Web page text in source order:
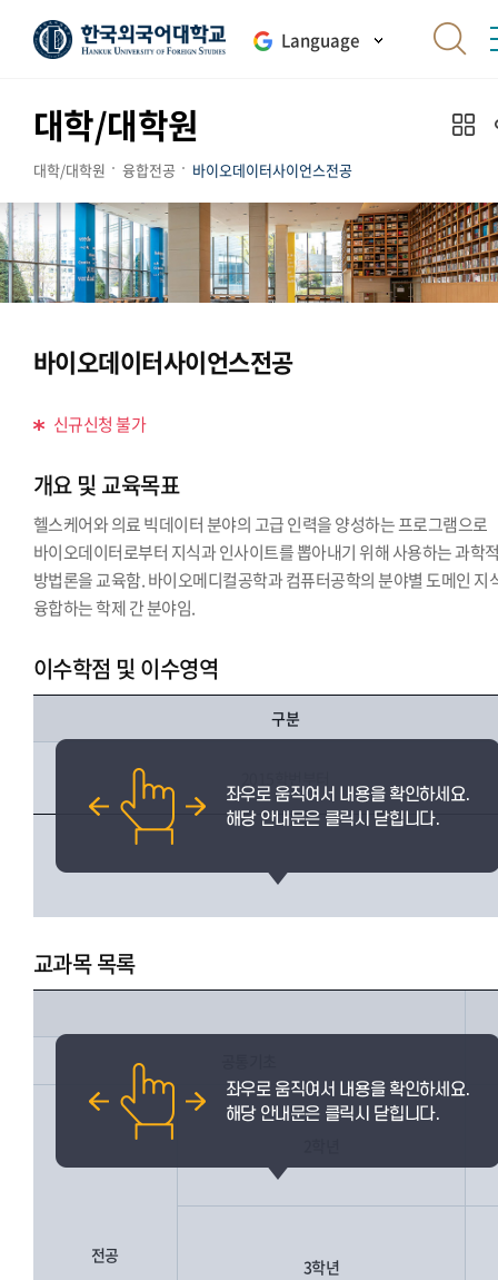
Language
대학/대학원
대학/대학원 융합전공 바이오데이터사이언스전공
바이오데이터사이언스전공
신규신청 불가
개요 및 교육목표
헬스케어와 의료 빅데이터 분야의 고급 인력을 양성하는 프로그램으로
바이오데이터로부터 지식과 인사이트를 뽑아내기 위해 사용하는 과학
방법론을 교육함. 바이오메디컬공학과 컴퓨터공학의 분야별 도메인 지
융합하는 학제 간 분야임.
이수학점 및 이수영역
구분
교과목 목록
전공
3학년